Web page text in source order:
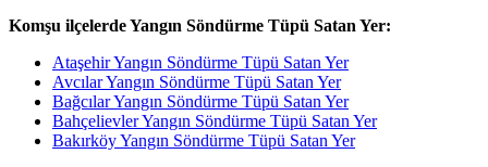
Komşu ilçelerde Yangın Söndürme Tüpü Satan Yer:
Ataşehir Yangın Söndürme Tüpü Satan Yer
Avcılar Yangın Söndürme Tüpü Satan Yer
Bağcılar Yangın Söndürme Tüpü Satan Yer
Bahçelievler Yangın Söndürme Tüpü Satan Yer
Bakırköy Yangın Söndürme Tüpü Satan Yer